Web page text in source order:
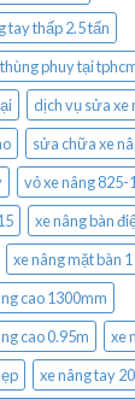
tay thấp 2.5 tấn
phuy tại
dịch vụ sửa xe
sửa chữa xe
vỏ xe nâng 825-
xe nâng bàn
xe nâng mặt bàn 1
cao 1300mm
cao 0.95m
xe
xe nâng tay